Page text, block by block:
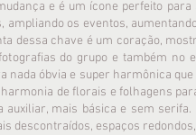
e é um ícone perfeito
os eventos,
dessa chave é um coração,
do grupo e também no
nada óbvia e super harmônica
de florais e folhagens
mais básica e sem
descontraídos, espaços